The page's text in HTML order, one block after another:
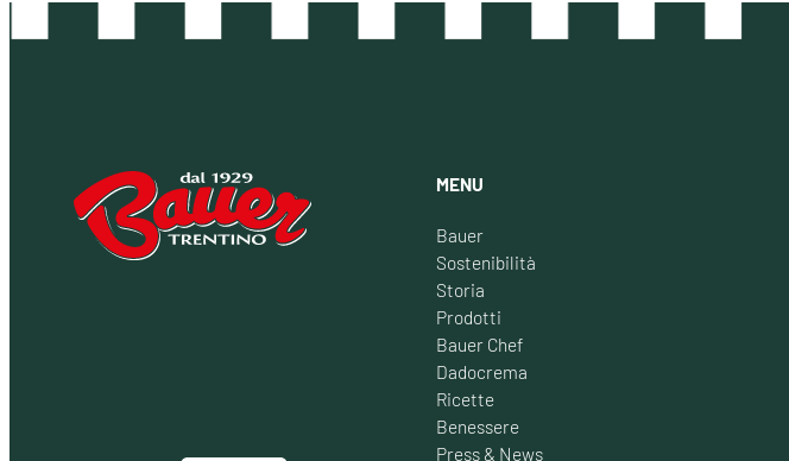
MENU
Bauer
Sostenibilità
Storia
Prodotti
Bauer Chef
Dadocrema
Ricette
Benessere
Press & News